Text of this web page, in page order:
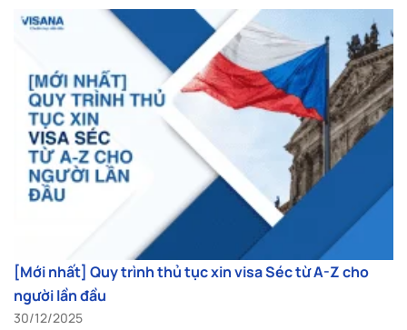
[Mới nhất] Quy trình thủ tục xin visa Séc từ A-Z cho
người lần đầu
30/12/2025